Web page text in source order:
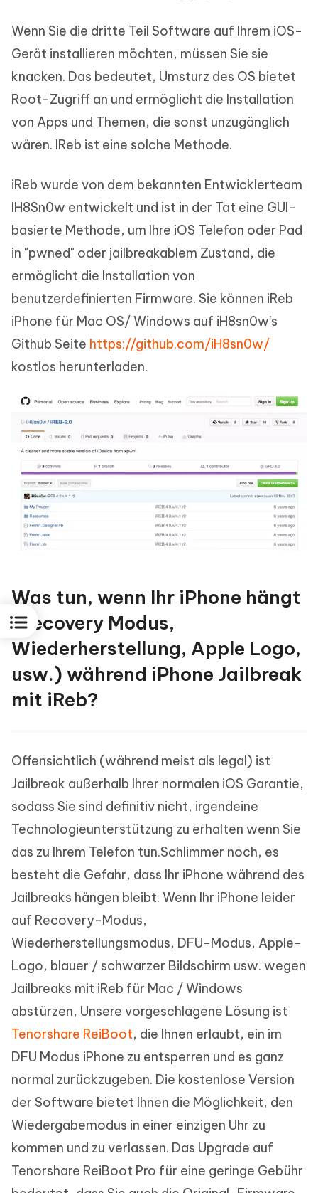
Wenn Sie die dritte Teil Software auf Ihrem iOS-
Gerät installieren möchten, müssen Sie sie
knacken. Das bedeutet, Umsturz des OS bietet
Root-Zugriff an und ermöglicht die Installation
von Apps und Themen, die sonst unzugänglich
wären. IReb ist eine solche Methode.
iReb wurde von dem bekannten Entwicklerteam
IH8Sn0w entwickelt und ist in der Tat eine GUI-
basierte Methode, um Ihre iOS Telefon oder Pad
in "pwned" oder jailbreakablem Zustand, die
ermöglicht die Installation von
benutzerdefinierten Firmware. Sie können iReb
iPhone für Mac OS/ Windows auf iH8sn0w's
Github Seite https://github.com/iH8sn0w/
kostlos herunterladen.
Was tun, wenn Ihr iPhone hängt
(Recovery Modus,
Wiederherstellung, Apple Logo,
usw.) während iPhone Jailbreak
mit iReb?
Offensichtlich (während meist als legal) ist
Jailbreak außerhalb Ihrer normalen iOS Garantie,
sodass Sie sind definitiv nicht, irgendeine
Technologieunterstützung zu erhalten wenn Sie
das zu Ihrem Telefon tun.Schlimmer noch, es
besteht die Gefahr, dass Ihr iPhone während des
Jailbreaks hängen bleibt. Wenn Ihr iPhone leider
auf Recovery-Modus,
Wiederherstellungsmodus, DFU-Modus, Apple-
Logo, blauer / schwarzer Bildschirm usw. wegen
Jailbreaks mit iReb für Mac / Windows
abstürzen, Unsere vorgeschlagene Lösung ist
Tenorshare ReiBoot, die Ihnen erlaubt, ein im
DFU Modus iPhone zu entsperren und es ganz
normal zurückzugeben. Die kostenlose Version
der Software bietet Ihnen die Möglichkeit, den
Wiedergabemodus in einer einzigen Uhr zu
kommen und zu verlassen. Das Upgrade auf
Tenorshare ReiBoot Pro für eine geringe Gebühr